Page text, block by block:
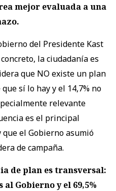
mejor evaluada a una
del Presidente Kast
la ciudadanía es
que NO existe un plan
sí lo hay y el 14,7% no
relevante
es el principal
que el Gobierno asumió
de campaña.
de plan es transversal:
al Gobierno y el 69,5%